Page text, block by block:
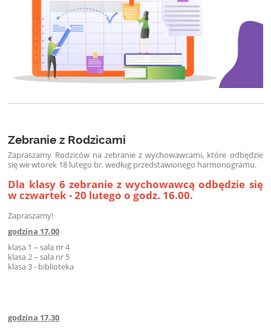
Zebranie z Rodzicami
Zapraszamy Rodziców na zebranie z wychowawcami, które odbędzie
się we wtorek 18 lutego br. według przedstawionego harmonogramu.
Dla klasy 6 zebranie z wychowawcą odbędzie się
w czwartek - 20 lutego o godz. 16.00.
Zapraszamy!
godzina 17.00
klasa 1 – sala nr 4
klasa 2 – sala nr 5
klasa 3 - biblioteka
godzina 17.30